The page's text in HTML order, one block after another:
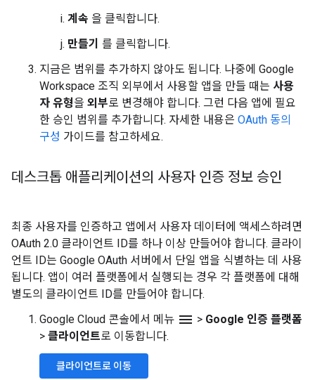
계속 을 클릭합니다.
만들기 를 클릭합니다.
지금은 범위를 추가하지 않아도 됩니다. 나중에 Google
Workspace 조직 외부에서 사용할 앱을 만들 때는 사용
자 유형을 외부로 변경해야 합니다. 그런 다음 앱에 필요
한 승인 범위를 추가합니다. 자세한 내용은 OAuth 동의
구성 가이드를 참고하세요.
데스크톱 애플리케이션의 사용자 인증 정보 승인
최종 사용자를 인증하고 앱에서 사용자 데이터에 액세스하려면
OAuth 2.0 클라이언트 ID를 하나 이상 만들어야 합니다. 클라이
언트 ID는 Google OAuth 서버에서 단일 앱을 식별하는 데 사용
됩니다. 앱이 여러 플랫폼에서 실행되는 경우 각 플랫폼에 대해
별도의 클라이언트 ID를 만들어야 합니다.
Google Cloud 콘솔에서 메뉴 menu > Google 인증 플랫폼
> 클라이언트로 이동합니다.
클라이언트로 이동